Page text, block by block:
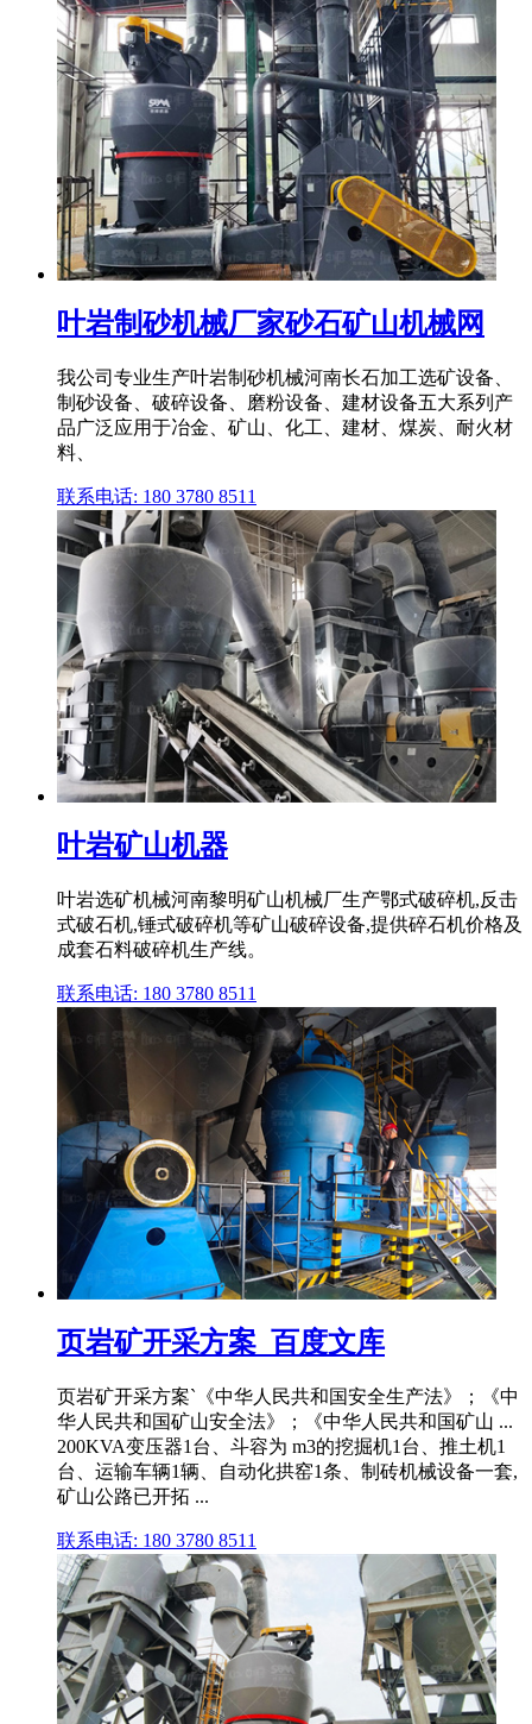
叶岩制砂机械厂家砂石矿山机械网
我公司专业生产叶岩制砂机械河南长石加工选矿设备、
制砂设备、破碎设备、磨粉设备、建材设备五大系列产
品广泛应用于冶金、矿山、化工、建材、煤炭、耐火材
料、
联系电话: 180 3780 8511
叶岩矿山机器
叶岩选矿机械河南黎明矿山机械厂生产鄂式破碎机,反击
式破石机,锤式破碎机等矿山破碎设备,提供碎石机价格及
成套石料破碎机生产线。
联系电话: 180 3780 8511
页岩矿开采方案_百度文库
页岩矿开采方案`《中华人民共和国安全生产法》；《中
华人民共和国矿山安全法》；《中华人民共和国矿山 ...
200KVA变压器1台、斗容为 m3的挖掘机1台、推土机1
台、运输车辆1辆、自动化拱窑1条、制砖机械设备一套,
矿山公路已开拓 ...
联系电话: 180 3780 8511